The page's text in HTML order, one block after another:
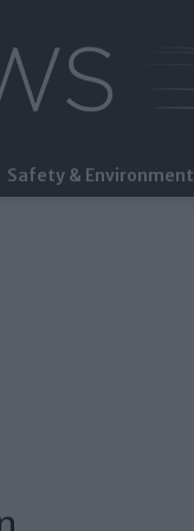
Safety & Environment